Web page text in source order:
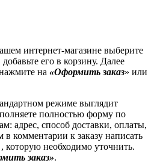
интернет-магазине выберите
его в корзину. Далее
на «Оформить заказ» или
режиме выглядит
полностью форму по
адрес, способ доставки, оплаты,
в комментарии к заказу написать
необходимо уточнить.
заказ».